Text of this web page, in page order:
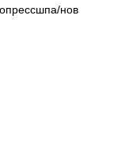
а/нов